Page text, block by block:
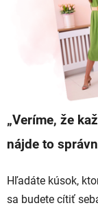
„Veríme, že
nájde to
Hľadáte kúsok,
sa budete cítiť